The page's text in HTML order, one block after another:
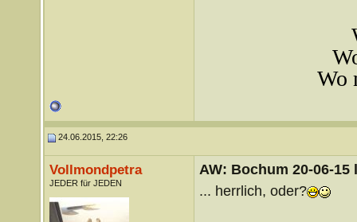
Wo
24.06.2015, 22:26
Vollmondpetra
JEDER für JEDEN
AW: Bochum 20-06-
... herrlich, oder?